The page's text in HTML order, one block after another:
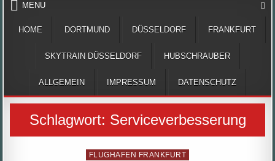
MENU
HOME DORTMUND DÜSSELDORF FRANKFURT
SKYTRAIN DÜSSELDORF HUBSCHRAUBER
ALLGEMEIN IMPRESSUM DATENSCHUTZ
Schlagwort: Serviceverbesserung
Posted
FLUGHAFEN FRANKFURT